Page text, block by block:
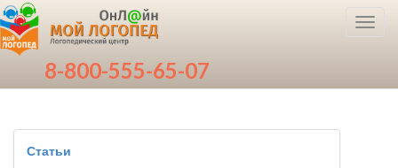
8-800-555-65-07
Статьи